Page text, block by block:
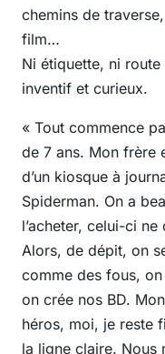
chemins de
film…
Ni étiquette, ni
inventif et curieux.
« Tout commence
de 7 ans. Mon frère
d’un kiosque à
Spiderman. On a
l’acheter, celui-ci
Alors, de dépit, on
comme des fous,
on crée nos BD.
héros, moi, je reste
la ligne claire. Nous